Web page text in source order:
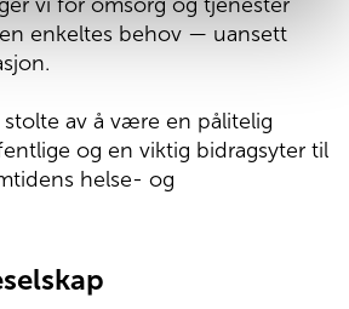
vi for omsorg og tjenester
enkeltes behov — uansett
stolte av å være en pålitelig
og en viktig bidragsyter til
helse- og